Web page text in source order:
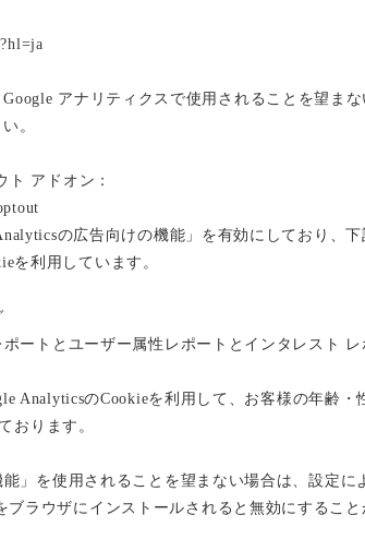
アナリティクスで使用されることを望ま
。
ト アドオン：
の広告向けの機能」を有効にしており、
を利用しています。
ートとユーザー属性レポートとインタレスト レ
AnalyticsのCookieを利用して、お客様の年齢
おります。
能」を使用されることを望まない場合は、設定
ラウザにインストールされると無効にすること